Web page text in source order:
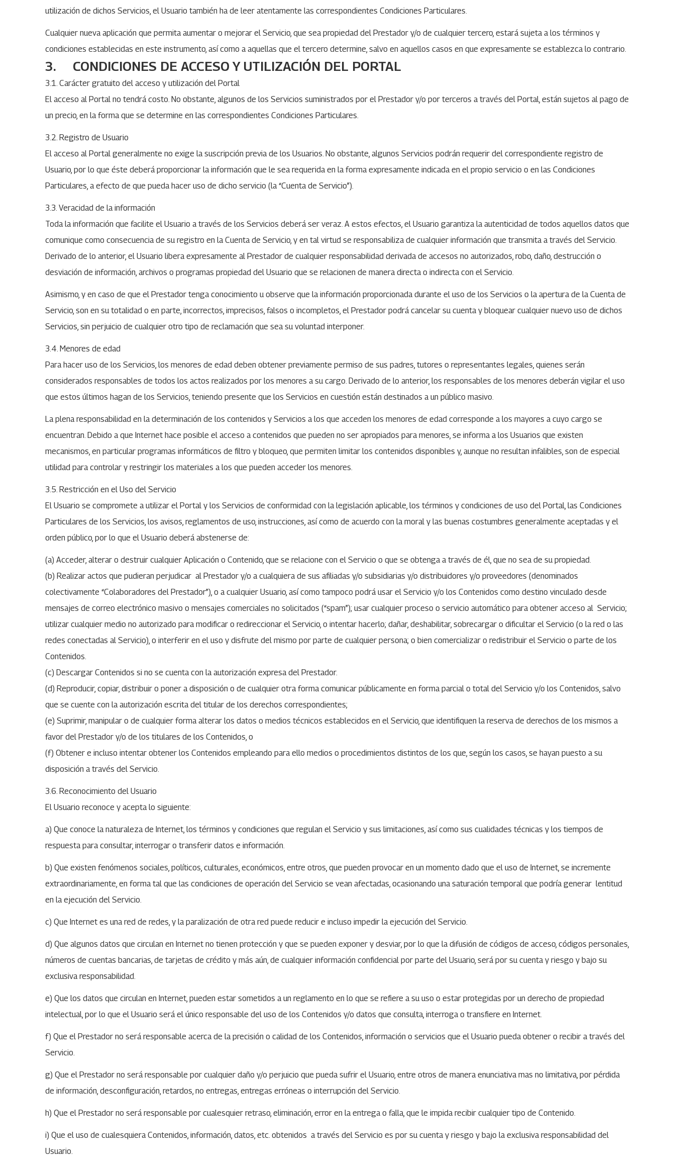
utilización de dichos Servicios, el Usuario también ha de leer atentamente las correspondientes Condiciones Particulares.
Cualquier nueva aplicación que permita aumentar o mejorar el Servicio, que sea propiedad del Prestador y/o de cualquier tercero, estará sujeta a los términos y
condiciones establecidas en este instrumento, así como a aquellas que el tercero determine, salvo en aquellos casos en que expresamente se establezca lo contrario.
3. CONDICIONES DE ACCESO Y UTILIZACIÓN DEL PORTAL
3.1. Carácter gratuito del acceso y utilización del Portal
El acceso al Portal no tendrá costo. No obstante, algunos de los Servicios suministrados por el Prestador y/o por terceros a través del Portal, están sujetos al pago de
un precio, en la forma que se determine en las correspondientes Condiciones Particulares.
3.2. Registro de Usuario
El acceso al Portal generalmente no exige la suscripción previa de los Usuarios. No obstante, algunos Servicios podrán requerir del correspondiente registro de
Usuario, por lo que éste deberá proporcionar la información que le sea requerida en la forma expresamente indicada en el propio servicio o en las Condiciones
Particulares, a efecto de que pueda hacer uso de dicho servicio (la “Cuenta de Servicio”).
3.3. Veracidad de la información
Toda la información que facilite el Usuario a través de los Servicios deberá ser veraz. A estos efectos, el Usuario garantiza la autenticidad de todos aquellos datos que
comunique como consecuencia de su registro en la Cuenta de Servicio, y en tal virtud se responsabiliza de cualquier información que transmita a través del Servicio.
Derivado de lo anterior, el Usuario libera expresamente al Prestador de cualquier responsabilidad derivada de accesos no autorizados, robo, daño, destrucción o
desviación de información, archivos o programas propiedad del Usuario que se relacionen de manera directa o indirecta con el Servicio.
Asimismo, y en caso de que el Prestador tenga conocimiento u observe que la información proporcionada durante el uso de los Servicios o la apertura de la Cuenta de
Servicio, son en su totalidad o en parte, incorrectos, imprecisos, falsos o incompletos, el Prestador podrá cancelar su cuenta y bloquear cualquier nuevo uso de dichos
Servicios, sin perjuicio de cualquier otro tipo de reclamación que sea su voluntad interponer.
3.4. Menores de edad
Para hacer uso de los Servicios, los menores de edad deben obtener previamente permiso de sus padres, tutores o representantes legales, quienes serán
considerados responsables de todos los actos realizados por los menores a su cargo. Derivado de lo anterior, los responsables de los menores deberán vigilar el uso
que estos últimos hagan de los Servicios, teniendo presente que los Servicios en cuestión están destinados a un público masivo.
La plena responsabilidad en la determinación de los contenidos y Servicios a los que acceden los menores de edad corresponde a los mayores a cuyo cargo se
encuentran. Debido a que Internet hace posible el acceso a contenidos que pueden no ser apropiados para menores, se informa a los Usuarios que existen
mecanismos, en particular programas informáticos de filtro y bloqueo, que permiten limitar los contenidos disponibles y, aunque no resultan infalibles, son de especial
utilidad para controlar y restringir los materiales a los que pueden acceder los menores.
3.5. Restricción en el Uso del Servicio
El Usuario se compromete a utilizar el Portal y los Servicios de conformidad con la legislación aplicable, los términos y condiciones de uso del Portal, las Condiciones
Particulares de los Servicios, los avisos, reglamentos de uso, instrucciones, así como de acuerdo con la moral y las buenas costumbres generalmente aceptadas y el
orden público, por lo que el Usuario deberá abstenerse de:
(a) Acceder, alterar o destruir cualquier Aplicación o Contenido, que se relacione con el Servicio o que se obtenga a través de él, que no sea de su propiedad.
(b) Realizar actos que pudieran perjudicar al Prestador y/o a cualquiera de sus afiliadas y/o subsidiarias y/o distribuidores y/o proveedores (denominados
colectivamente “Colaboradores del Prestador”), o a cualquier Usuario, así como tampoco podrá usar el Servicio y/o los Contenidos como destino vinculado desde
mensajes de correo electrónico masivo o mensajes comerciales no solicitados (“spam”); usar cualquier proceso o servicio automático para obtener acceso al Servicio;
utilizar cualquier medio no autorizado para modificar o redireccionar el Servicio, o intentar hacerlo; dañar, deshabilitar, sobrecargar o dificultar el Servicio (o la red o las
redes conectadas al Servicio), o interferir en el uso y disfrute del mismo por parte de cualquier persona; o bien comercializar o redistribuir el Servicio o parte de los
Contenidos.
(c) Descargar Contenidos si no se cuenta con la autorización expresa del Prestador.
(d) Reproducir, copiar, distribuir o poner a disposición o de cualquier otra forma comunicar públicamente en forma parcial o total del Servicio y/o los Contenidos, salvo
que se cuente con la autorización escrita del titular de los derechos correspondientes;
(e) Suprimir, manipular o de cualquier forma alterar los datos o medios técnicos establecidos en el Servicio, que identifiquen la reserva de derechos de los mismos a
favor del Prestador y/o de los titulares de los Contenidos, o
(f) Obtener e incluso intentar obtener los Contenidos empleando para ello medios o procedimientos distintos de los que, según los casos, se hayan puesto a su
disposición a través del Servicio.
3.6. Reconocimiento del Usuario
El Usuario reconoce y acepta lo siguiente:
a) Que conoce la naturaleza de Internet, los términos y condiciones que regulan el Servicio y sus limitaciones, así como sus cualidades técnicas y los tiempos de
respuesta para consultar, interrogar o transferir datos e información.
b) Que existen fenómenos sociales, políticos, culturales, económicos, entre otros, que pueden provocar en un momento dado que el uso de Internet, se incremente
extraordinariamente, en forma tal que las condiciones de operación del Servicio se vean afectadas, ocasionando una saturación temporal que podría generar lentitud
en la ejecución del Servicio.
c) Que Internet es una red de redes, y la paralización de otra red puede reducir e incluso impedir la ejecución del Servicio.
d) Que algunos datos que circulan en Internet no tienen protección y que se pueden exponer y desviar, por lo que la difusión de códigos de acceso, códigos personales,
números de cuentas bancarias, de tarjetas de crédito y más aún, de cualquier información confidencial por parte del Usuario, será por su cuenta y riesgo y bajo su
exclusiva responsabilidad.
e) Que los datos que circulan en Internet, pueden estar sometidos a un reglamento en lo que se refiere a su uso o estar protegidas por un derecho de propiedad
intelectual, por lo que el Usuario será el único responsable del uso de los Contenidos y/o datos que consulta, interroga o transfiere en Internet.
f) Que el Prestador no será responsable acerca de la precisión o calidad de los Contenidos, información o servicios que el Usuario pueda obtener o recibir a través del
Servicio.
g) Que el Prestador no será responsable por cualquier daño y/o perjuicio que pueda sufrir el Usuario, entre otros de manera enunciativa mas no limitativa, por pérdida
de información, desconfiguración, retardos, no entregas, entregas erróneas o interrupción del Servicio.
h) Que el Prestador no será responsable por cualesquier retraso, eliminación, error en la entrega o falla, que le impida recibir cualquier tipo de Contenido.
i) Que el uso de cualesquiera Contenidos, información, datos, etc. obtenidos a través del Servicio es por su cuenta y riesgo y bajo la exclusiva responsabilidad del
Usuario.